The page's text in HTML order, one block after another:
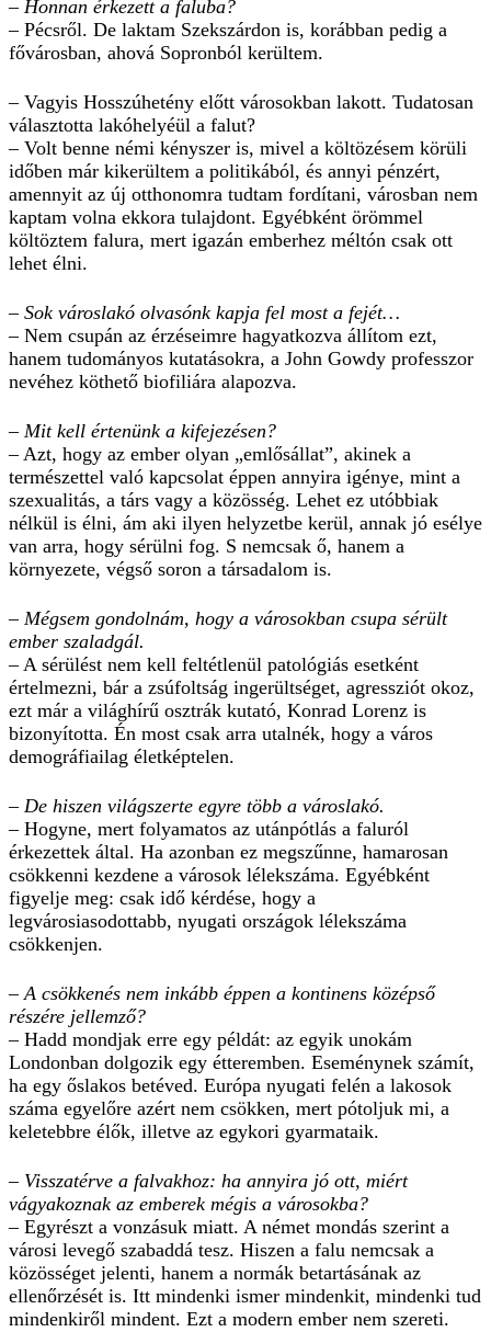
– Honnan érkezett a faluba?
– Pécsről. De laktam Szekszárdon is, korábban pedig a
fővárosban, ahová Sopronból kerültem.
– Vagyis Hosszúhetény előtt városokban lakott. Tudatosan
választotta lakóhelyéül a falut?
– Volt benne némi kényszer is, mivel a költözésem körüli
időben már kikerültem a politikából, és annyi pénzért,
amennyit az új otthonomra tudtam fordítani, városban nem
kaptam volna ekkora tulajdont. Egyébként örömmel
költöztem falura, mert igazán emberhez méltón csak ott
lehet élni.
– Sok városlakó olvasónk kapja fel most a fejét…
– Nem csupán az érzéseimre hagyatkozva állítom ezt,
hanem tudományos kutatásokra, a John Gowdy professzor
nevéhez köthető biofiliára alapozva.
– Mit kell értenünk a kifejezésen?
– Azt, hogy az ember olyan „emlősállat”, akinek a
természettel való kapcsolat éppen annyira igénye, mint a
szexualitás, a társ vagy a közösség. Lehet ez utóbbiak
nélkül is élni, ám aki ilyen helyzetbe kerül, annak jó esélye
van arra, hogy sérülni fog. S nemcsak ő, hanem a
környezete, végső soron a társadalom is.
– Mégsem gondolnám, hogy a városokban csupa sérült
ember szaladgál.
– A sérülést nem kell feltétlenül patológiás esetként
értelmezni, bár a zsúfoltság ingerültséget, agressziót okoz,
ezt már a világhírű osztrák kutató, Konrad Lorenz is
bizonyította. Én most csak arra utalnék, hogy a város
demográfiailag életképtelen.
– De hiszen világszerte egyre több a városlakó.
– Hogyne, mert folyamatos az utánpótlás a faluról
érkezettek által. Ha azonban ez megszűnne, hamarosan
csökkenni kezdene a városok lélekszáma. Egyébként
figyelje meg: csak idő kérdése, hogy a
legvárosiasodottabb, nyugati országok lélekszáma
csökkenjen.
– A csökkenés nem inkább éppen a kontinens középső
részére jellemző?
– Hadd mondjak erre egy példát: az egyik unokám
Londonban dolgozik egy étteremben. Eseménynek számít,
ha egy őslakos betéved. Európa nyugati felén a lakosok
száma egyelőre azért nem csökken, mert pótoljuk mi, a
keletebbre élők, illetve az egykori gyarmataik.
– Visszatérve a falvakhoz: ha annyira jó ott, miért
vágyakoznak az emberek mégis a városokba?
– Egyrészt a vonzásuk miatt. A német mondás szerint a
városi levegő szabaddá tesz. Hiszen a falu nemcsak a
közösséget jelenti, hanem a normák betartásának az
ellenőrzését is. Itt mindenki ismer mindenkit, mindenki tud
mindenkiről mindent. Ezt a modern ember nem szereti.